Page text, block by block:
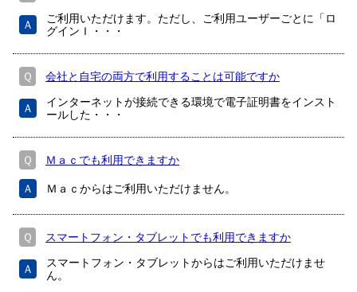
Ａ
ご利用いただけます。ただし、ご利用ユーザーごとに「ロ
グインＩ・・・
Ｑ 会社と自宅の両方で利用することは可能ですか
Ａ
インターネットが接続できる環境で電子証明書をインスト
ールした・・・
Ｑ Ｍａｃでも利用できますか
Ａ Ｍａｃからはご利用いただけません。
Ｑ スマートフォン・タブレットでも利用できますか
Ａ
スマートフォン・タブレットからはご利用いただけませ
ん。